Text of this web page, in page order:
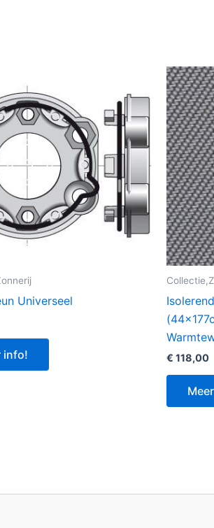
Universeel
info! € 118,00